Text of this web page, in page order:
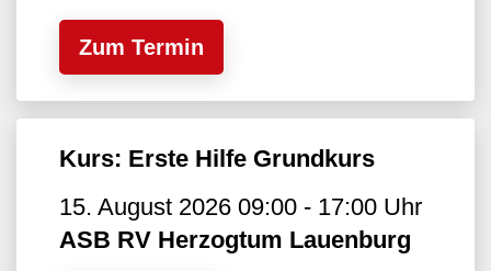
Zum Termin
Kurs: Erste Hilfe Grundkurs
15. August 2026 09:00 - 17:00 Uhr
ASB RV Herzogtum Lauenburg